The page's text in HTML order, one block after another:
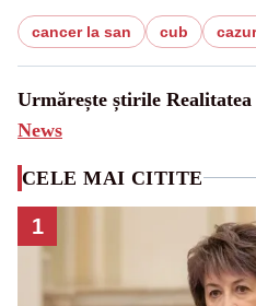
cancer la san cub
Urmărește știrile
News
CELE MAI CITITE
1